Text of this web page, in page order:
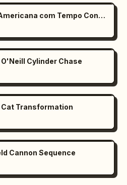
Cena de Lanchonete Americana com Tempo Congelado
Cylinder Chase
Transformation
Cannon Sequence